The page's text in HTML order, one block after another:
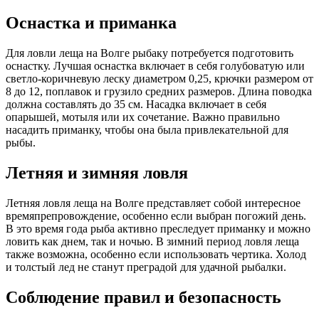
Оснастка и приманка
Для ловли леща на Волге рыбаку потребуется подготовить
оснастку. Лучшая оснастка включает в себя голубоватую или
светло-коричневую леску диаметром 0,25, крючки размером от
8 до 12, поплавок и грузило средних размеров. Длина поводка
должна составлять до 35 см. Насадка включает в себя
опарышей, мотыля или их сочетание. Важно правильно
насадить приманку, чтобы она была привлекательной для
рыбы.
Летняя и зимняя ловля
Летняя ловля леща на Волге представляет собой интересное
времяпрепровождение, особенно если выбран погожий день.
В это время года рыба активно преследует приманку и можно
ловить как днем, так и ночью. В зимний период ловля леща
также возможна, особенно если использовать чертика. Холод
и толстый лед не станут преградой для удачной рыбалки.
Соблюдение правил и безопасность